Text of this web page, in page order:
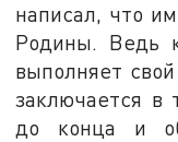
написал, что
Родины. Ведь
выполняет
заключается в
до конца и